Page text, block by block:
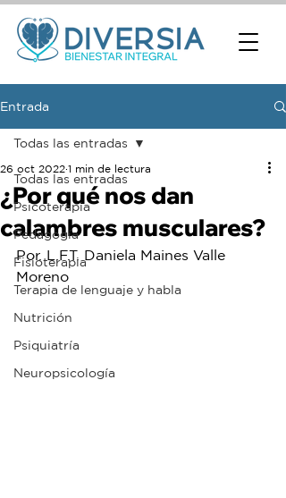
Entrada
Todas las entradas
Psicoterapia
Pedagogía
Fisioterapia
Terapia de lenguaje y habla
Nutrición
Psiquiatría
Neuropsicología
Todas las entradas
¿Por qué nos dan
calambres musculares?
26 oct 2022 1 min de lectura
Por. L.F.T. Daniela Maines Valle
Moreno